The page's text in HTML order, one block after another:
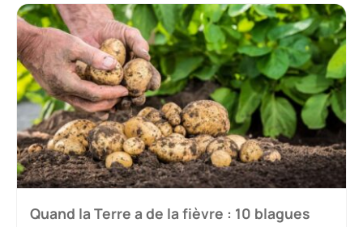
Quand la Terre a de la fièvre : 10 blagues